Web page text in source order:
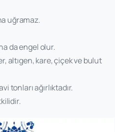
uğramaz.
da engel olur.
altıgen, kare, çiçek ve bulut
tonları ağırlıktadır.